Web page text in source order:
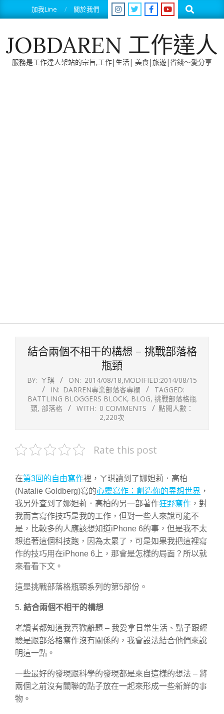
to
加我Line 關於我們 Search
JOBDAREN 工作達人
服務是工作達人架站的宗旨,工作|生活| 美食|旅遊|省錢～愛分享
結合兩個不相干的構想 – 挑戰部落格
瓶頸
BY: ㄚ琪 ON: 2014/08/18,MODIFIED:2014/08/15
IN: DARREN專業部落客專欄
TAGGED:
BATTLING BLOGGERS BLOCK, BLOG, 挑戰部落格瓶
頸, 部落格 WITH: 0 COMMENTS
點閱人數：
2,220次
Rate this post
在第3回的自由寫作裡，ㄚ琪讀到了娜妲莉．高柏
(Natalie Goldberg)寫的心靈寫作：創造你的異想世界 ，
我另外查到了娜妲莉．高柏的另一部著作狂野寫作 ，對
我而言寫作技巧是我的工作，但對一些人來說可能不
是，比較多的人應該想知道iPhone 6的事，但是我不太
想追著這個科技跑，因為太累了，可是如果我把這裡寫
作的技巧用在iPhone 6上，那會是怎樣的局面？所以就
來看看下文。
這是挑戰部落格瓶頸系列的第5部份。
5. 結合兩個不相干的構想
老讀者都知道我喜歡離題 – 我愛拿日常生活、點子跟經
驗是跟部落格寫作沒有關係的，我會設法結合他們來說
明這一點。
一些最好的發現跟科學的發現都是來自這樣的想法 – 將
兩個之前沒有關聯的點子放在一起來形成一些新鮮的事
物。